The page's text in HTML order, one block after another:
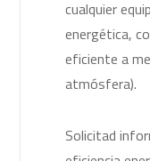
cualquier
energética,
eficiente a
atmósfera).
Solicitad